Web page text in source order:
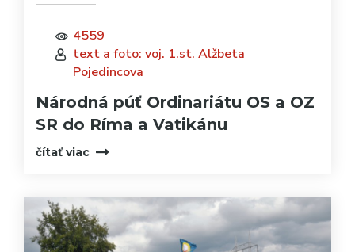
4559
text a foto: voj. 1.st. Alžbeta
Pojedincova
Národná púť Ordinariátu OS a OZ
SR do Ríma a Vatikánu
čítať viac